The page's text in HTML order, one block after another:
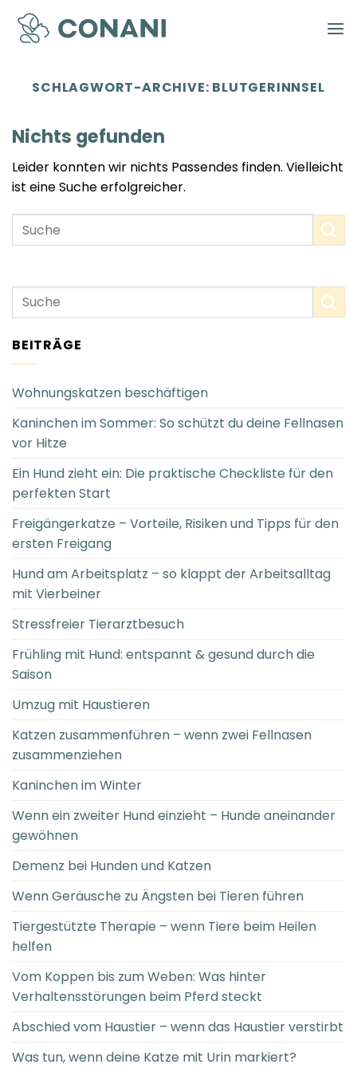
Zum
Inhalt
springen
SCHLAGWORT-ARCHIVE: BLUTGERINNSEL
Nichts gefunden
Leider konnten wir nichts Passendes finden. Vielleicht
ist eine Suche erfolgreicher.
BEITRÄGE
Wohnungskatzen beschäftigen
Kaninchen im Sommer: So schützt du deine Fellnasen
vor Hitze
Ein Hund zieht ein: Die praktische Checkliste für den
perfekten Start
Freigängerkatze – Vorteile, Risiken und Tipps für den
ersten Freigang
Hund am Arbeitsplatz – so klappt der Arbeitsalltag
mit Vierbeiner
Stressfreier Tierarztbesuch
Frühling mit Hund: entspannt & gesund durch die
Saison
Umzug mit Haustieren
Katzen zusammenführen – wenn zwei Fellnasen
zusammenziehen
Kaninchen im Winter
Wenn ein zweiter Hund einzieht – Hunde aneinander
gewöhnen
Demenz bei Hunden und Katzen
Wenn Geräusche zu Ängsten bei Tieren führen
Tiergestützte Therapie – wenn Tiere beim Heilen
helfen
Vom Koppen bis zum Weben: Was hinter
Verhaltensstörungen beim Pferd steckt
Abschied vom Haustier – wenn das Haustier verstirbt
Was tun, wenn deine Katze mit Urin markiert?